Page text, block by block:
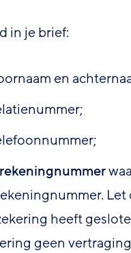
in je brief:
en
rekeningnummer
Let
heeft
geen